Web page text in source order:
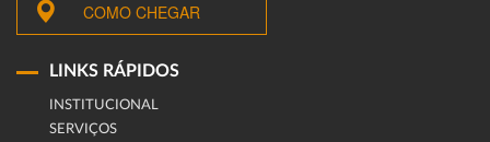
COMO CHEGAR
LINKS RÁPIDOS
INSTITUCIONAL
SERVIÇOS